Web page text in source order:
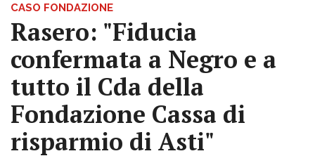
CASO FONDAZIONE
Rasero: "Fiducia
confermata a Negro e a
tutto il Cda della
Fondazione Cassa di
risparmio di Asti"